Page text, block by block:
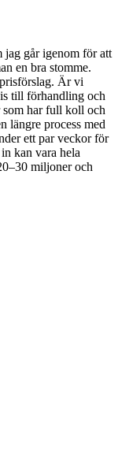
jag går igenom för att
en bra stomme.
Är vi
till förhandling och
som har full koll och
längre process med
ett par veckor för
kan vara hela
miljoner och